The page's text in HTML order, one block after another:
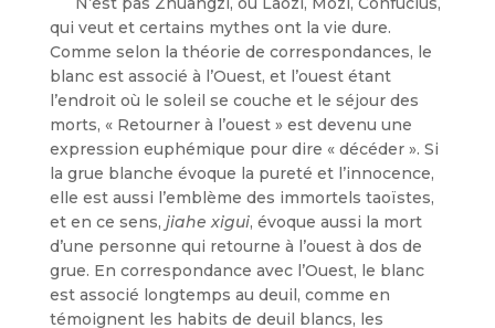
qui veut et certains mythes ont la vie dure.
Comme selon la théorie de correspondances, le
blanc est associé à l’Ouest, et l’ouest étant
l’endroit où le soleil se couche et le séjour des
morts, « Retourner à l’ouest » est devenu une
expression euphémique pour dire « décéder ». Si
la grue blanche évoque la pureté et l’innocence,
elle est aussi l’emblème des immortels taoïstes,
et en ce sens, jiahe xigui, évoque aussi la mort
d’une personne qui retourne à l’ouest à dos de
grue. En correspondance avec l’Ouest, le blanc
est associé longtemps au deuil, comme en
témoignent les habits de deuil blancs, les